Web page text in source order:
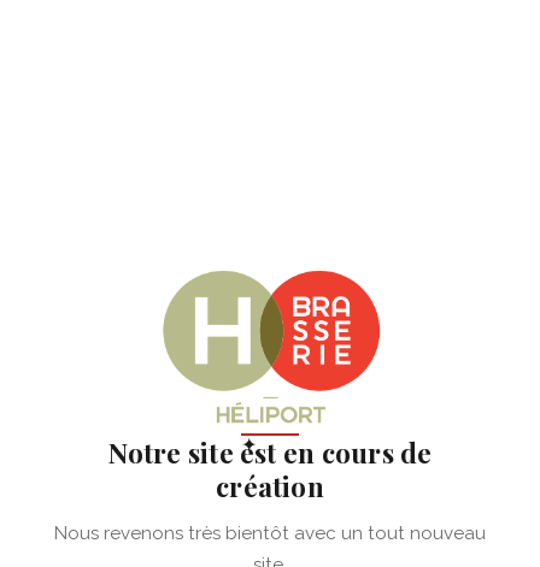
✦
Notre site est en cours de
création
Nous revenons très bientôt avec un tout nouveau